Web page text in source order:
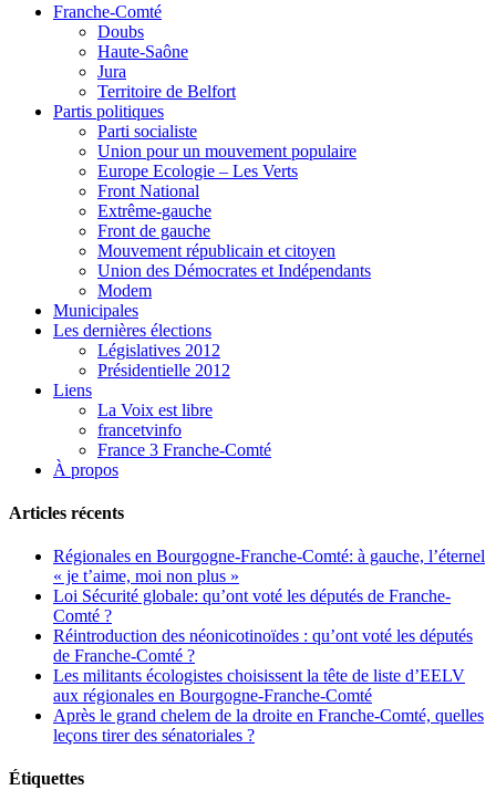
Franche-Comté
Doubs
Haute-Saône
Jura
Territoire de Belfort
Partis politiques
Parti socialiste
Union pour un mouvement populaire
Europe Ecologie – Les Verts
Front National
Extrême-gauche
Front de gauche
Mouvement républicain et citoyen
Union des Démocrates et Indépendants
Modem
Municipales
Les dernières élections
Législatives 2012
Présidentielle 2012
Liens
La Voix est libre
francetvinfo
France 3 Franche-Comté
À propos
Articles récents
Régionales en Bourgogne-Franche-Comté: à gauche, l’éternel
« je t’aime, moi non plus »
Loi Sécurité globale: qu’ont voté les députés de Franche-
Comté ?
Réintroduction des néonicotinoïdes : qu’ont voté les députés
de Franche-Comté ?
Les militants écologistes choisissent la tête de liste d’EELV
aux régionales en Bourgogne-Franche-Comté
Après le grand chelem de la droite en Franche-Comté, quelles
leçons tirer des sénatoriales ?
Étiquettes